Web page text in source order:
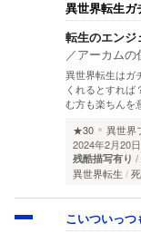
異世界転生ガ
転生のエンジ
／アーカムの
異世界転生はガ
くれるとすれ
む方も楽ちんを
★30
異世界
2024年2月20
残酷描写有り
異世界転生
こいついっつ